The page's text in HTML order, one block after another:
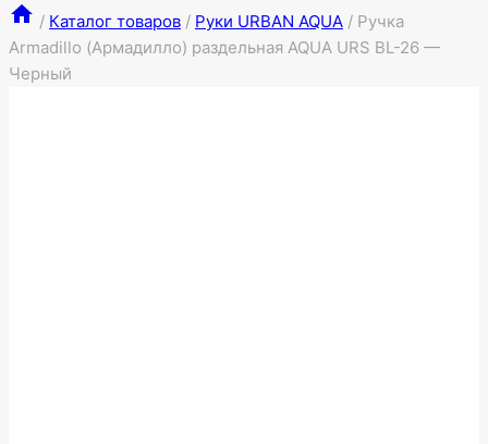
/ Каталог товаров / Руки URBAN AQUA / Ручка
Armadillo (Армадилло) раздельная AQUA URS BL-26 —
Черный